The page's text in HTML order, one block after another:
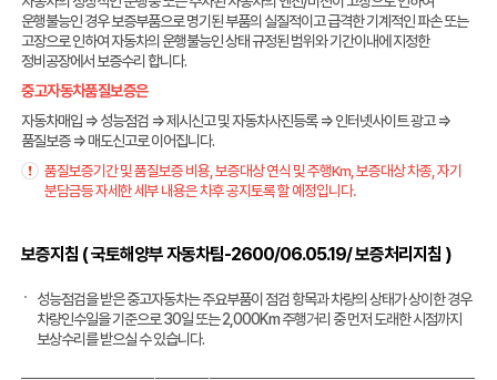
운행불능인 경우 보증부품으로 명기된 부품의 실질적이고 급격한 기계적인 파손 또는
고장으로 인하여 자동차의 운행불능인 상태 규정된 범위와 기간이내에 지정한
정비공장에서 보증수리 합니다.
중고자동차품질보증은
자동차매입 ⇒ 성능점검 ⇒ 제시신고 및 자동차사진등록 ⇒ 인터넷사이트 광고 ⇒
품질보증 ⇒ 매도신고로 이어집니다.
품질보증기간 및 품질보증 비용, 보증대상 연식 및 주행Km, 보증대상 차종, 자기
분담금등 자세한 세부 내용은 차후 공지토록 할 예정입니다.
보증지침 ( 국토해양부 자동차팀-2600/06.05.19/ 보증처리지침 )
성능점검을 받은 중고자동차는 주요부품이 점검 항목과 차량의 상태가 상이한 경우
차량인수일을 기준으로 30일 또는 2,000Km 주행거리 중 먼저 도래한 시점까지
보상수리를 받으실 수 있습니다.